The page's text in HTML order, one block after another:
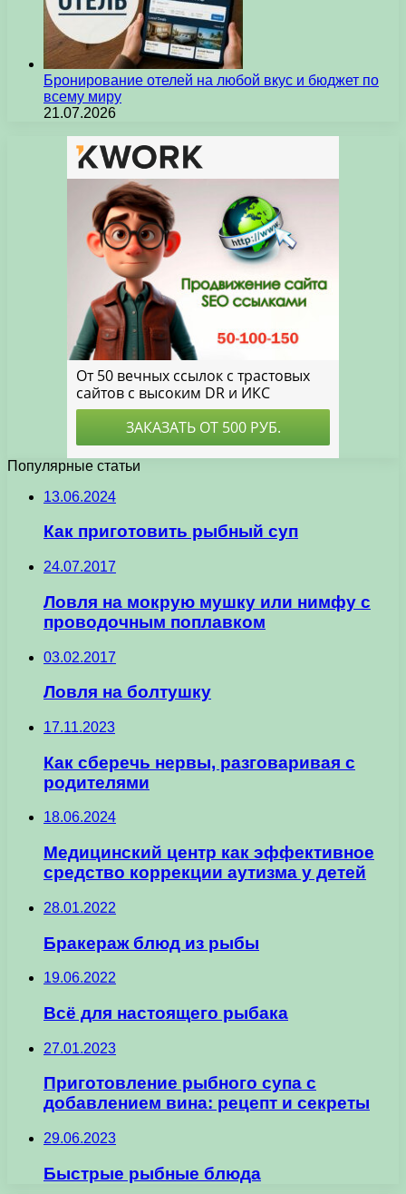
Бронирование отелей на любой вкус и бюджет по
всему миру
21.07.2026
Популярные статьи
13.06.2024
Как приготовить рыбный суп
24.07.2017
Ловля на мокрую мушку или нимфу с
проводочным поплавком
03.02.2017
Ловля на болтушку
17.11.2023
Как сберечь нервы, разговаривая с
родителями
18.06.2024
Медицинский центр как эффективное
средство коррекции аутизма у детей
28.01.2022
Бракераж блюд из рыбы
19.06.2022
Всё для настоящего рыбака
27.01.2023
Приготовление рыбного супа с
добавлением вина: рецепт и секреты
29.06.2023
Быстрые рыбные блюда